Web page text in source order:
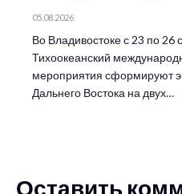
05.08.2026
Во Владивостоке с 23 по 26
Тихоокеанский
мероприятия сформируют
Дальнего Востока на двух…
Оставить